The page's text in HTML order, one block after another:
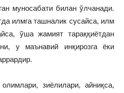
муносабати билан ўлчанади.
илмга ташналик сусайса, илм
ўша жамият тараққиётдан
у маънавий инқирозга ёки
зиёлилари, айниқса,